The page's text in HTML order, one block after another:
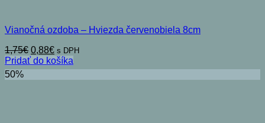
Vianočná ozdoba – Hviezda červenobiela 8cm
1,75€ Pôvodná
cena
bola:
1,75€.
0,88€Aktuálna
cena
je:
0,88€.
s DPH
Pridať do košíka
50%